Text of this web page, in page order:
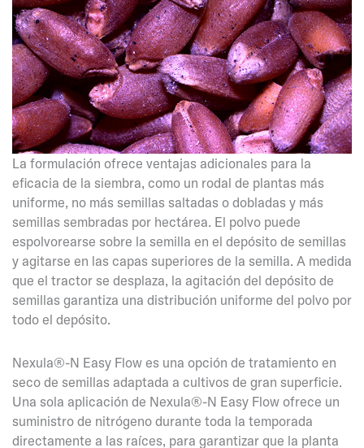
La formulación ofrece ventajas adicionales para la
eficacia de la siembra, como un rodal de plantas más
uniforme, no más semillas saltadas o dobladas y más
semillas sembradas por hectárea. El polvo puede
espolvorearse sobre la semilla en el depósito de semillas
y agitarse en las capas superiores de la semilla. A medida
que el tractor se desplaza, la agitación del depósito de
semillas garantiza una distribución uniforme del polvo por
todo el depósito.
Nexula®-N Easy Flow es una opción de tratamiento en
seco de semillas adaptada a cultivos de gran superficie.
Una sola aplicación de Nexula®-N Easy Flow ofrece un
suministro de nitrógeno durante toda la temporada
directamente a las raíces, para garantizar que la planta